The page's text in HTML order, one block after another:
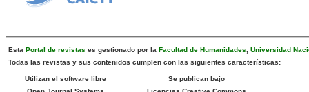
Esta Portal de revistas es gestionado por la Facultad de Humanidades
Universidad
Todas las revistas y sus contenidos cumplen con las siguientes características:
Utilizan el software libre
Se publican bajo